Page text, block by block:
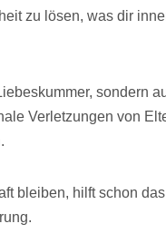
zu lösen, was dir
sondern
Verletzungen von
bleiben, hilft schon